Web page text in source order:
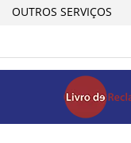
OUTROS SERVIÇOS